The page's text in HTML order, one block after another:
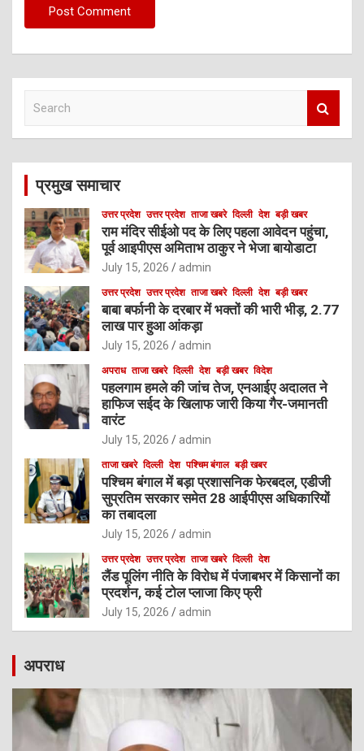
c
प्रमुख समाचार
उत्तर प्रदेश उत्तर प्रदेश ताजा खबरे दिल्ली देश बड़ी खबर
राम मंदिर सीईओ पद के लिए पहला आवेदन पहुंचा,
पूर्व आइपीएस अमिताभ ठाकुर ने भेजा बायोडाटा
July 15, 2026 admin
उत्तर प्रदेश उत्तर प्रदेश ताजा खबरे दिल्ली देश बड़ी खबर
बाबा बर्फानी के दरबार में भक्तों की भारी भीड़, 2.77
लाख पार हुआ आंकड़ा
July 15, 2026 admin
अपराध ताजा खबरे दिल्ली देश बड़ी खबर विदेश
पहलगाम हमले की जांच तेज, एनआईए अदालत ने
हाफिज सईद के खिलाफ जारी किया गैर-जमानती
वारंट
July 15, 2026 admin
ताजा खबरे दिल्ली देश पश्चिम बंगाल बड़ी खबर
पश्चिम बंगाल में बड़ा प्रशासनिक फेरबदल, एडीजी
सुप्रतिम सरकार समेत 28 आईपीएस अधिकारियों
का तबादला
July 15, 2026 admin
उत्तर प्रदेश उत्तर प्रदेश ताजा खबरे दिल्ली देश
लैंड पूलिंग नीति के विरोध में पंजाबभर में किसानों का
प्रदर्शन, कई टोल प्लाजा किए फ्री
July 15, 2026 admin
अपराध